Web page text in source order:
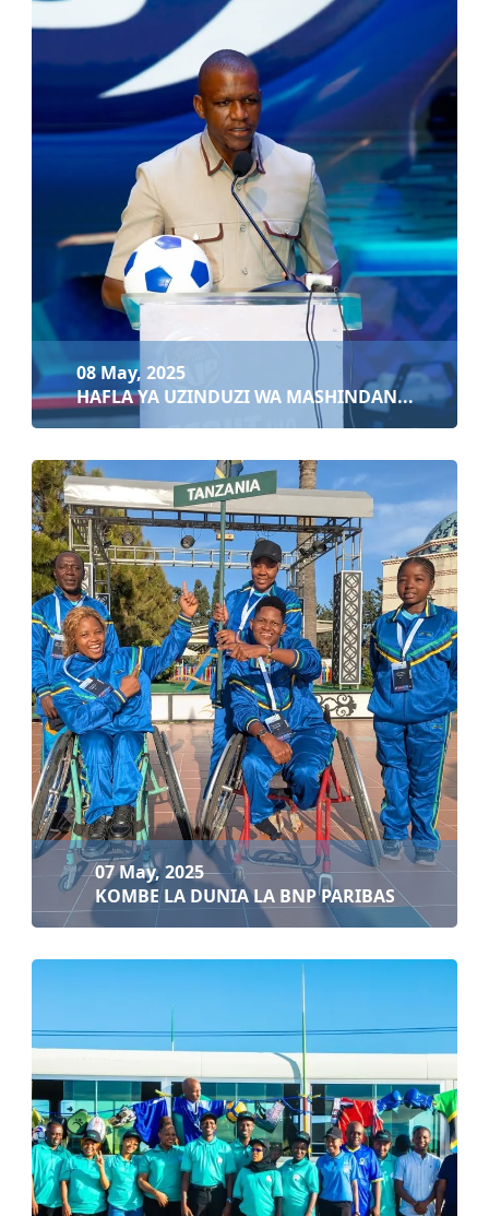
08 May, 2025
HAFLA YA UZINDUZI WA MASHINDANO YA 'SAFA...
Soma zaidi
08 May, 2025
HAFLA YA UZINDUZI WA MASHINDANO YA 'SAFA...
Soma zaidi
08 May, 2025
HAFLA YA UZINDUZI WA MASHINDAN...
07 May, 2025
KOMBE LA DUNIA LA BNP PARIBAS
Soma zaidi
07 May, 2025
KOMBE LA DUNIA LA BNP PARIBAS